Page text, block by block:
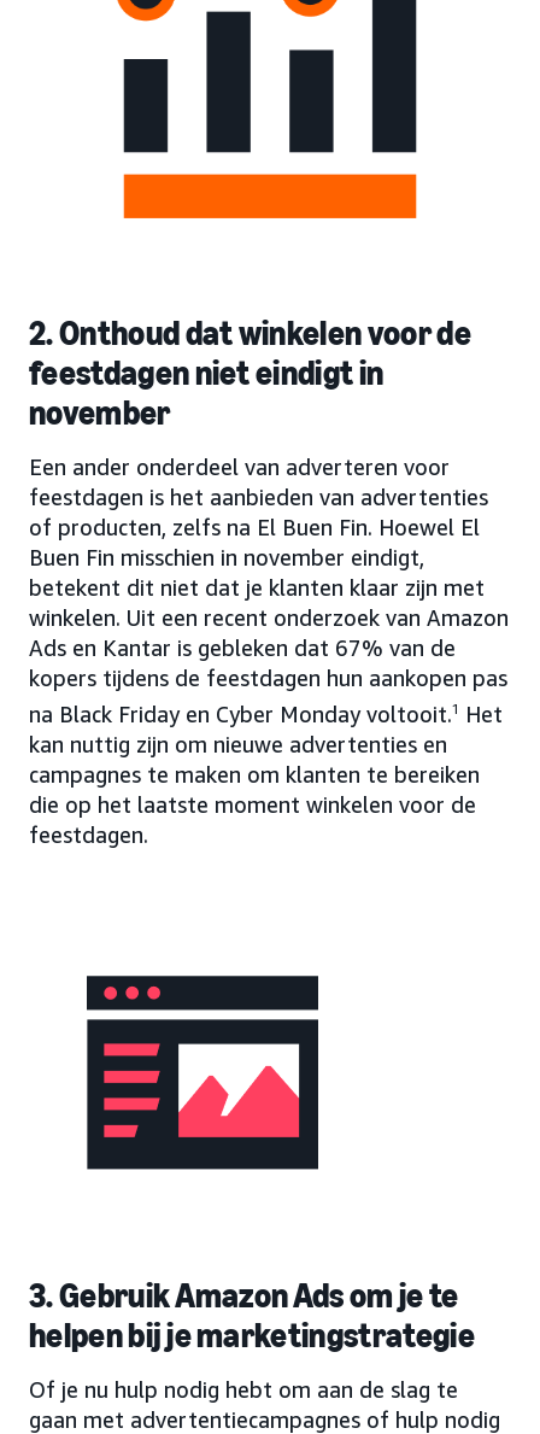
2. Onthoud dat winkelen voor de
feestdagen niet eindigt in
november
Een ander onderdeel van adverteren voor
feestdagen is het aanbieden van advertenties
of producten, zelfs na El Buen Fin. Hoewel El
Buen Fin misschien in november eindigt,
betekent dit niet dat je klanten klaar zijn met
winkelen. Uit een recent onderzoek van Amazon
Ads en Kantar is gebleken dat 67% van de
kopers tijdens de feestdagen hun aankopen pas
na Black Friday en Cyber Monday voltooit.1
Het
kan nuttig zijn om nieuwe advertenties en
campagnes te maken om klanten te bereiken
die op het laatste moment winkelen voor de
feestdagen.
3. Gebruik Amazon Ads om je te
helpen bij je marketingstrategie
Of je nu hulp nodig hebt om aan de slag te
gaan met advertentiecampagnes of hulp nodig